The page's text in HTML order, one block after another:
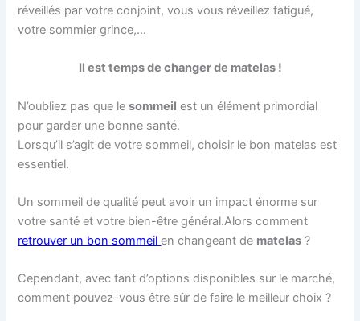
réveillés par votre conjoint, vous vous réveillez fatigué,
votre sommier grince,…
Il est temps de changer de matelas !
N’oubliez pas que lesommeil est un élément primordial
pour garder une bonne santé.
Lorsqu’il s’agit de votre sommeil, choisir le bon matelas est
essentiel.
Un sommeil de qualité peut avoir un impact énorme sur
votre santé et votre bien-être général.Alors comment
retrouver un bon sommeil en changeant de matelas ?
Cependant, avec tant d’options disponibles sur le marché,
comment pouvez-vous être sûr de faire le meilleur choix ?